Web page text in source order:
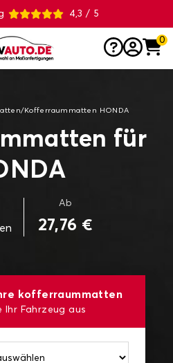
4,3 / 5
0
/ Kofferraummatten HONDA
für
Ab
27,76 €
kofferraummatten
Ihr Fahrzeug aus